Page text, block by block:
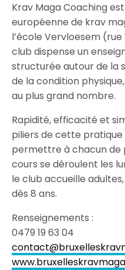
Krav Maga Coaching
européenne de krav
l’école Vervloesem
club dispense un
structurée autour de la
de la condition
au plus grand nombre.
Rapidité, efficacité et
piliers de cette pratique
permettre à chacun de
cours se déroulent les
le club accueille
dès 8 ans.
Renseignements :
0479 19 63 04